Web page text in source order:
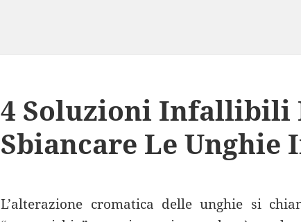
4 Soluzioni Infallibili
Sbiancare Le Unghie
L’alterazione cromatica delle unghie si